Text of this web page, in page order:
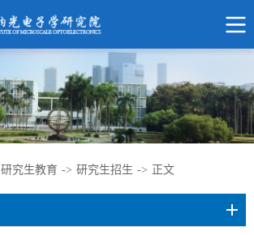
研究生教育 -> 研究生招生 -> 正文